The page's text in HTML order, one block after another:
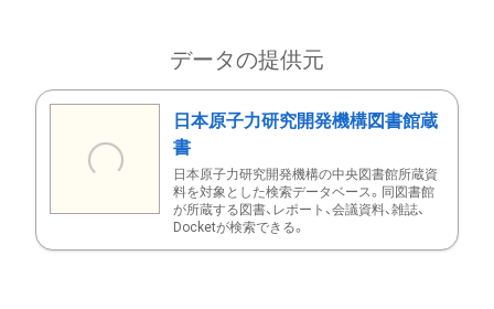
データの提供元
日本原子力研究開発機構図書館蔵
書
日本原子力研究開発機構の中央図書館所蔵資
料を対象とした検索データベース。同図書館
が所蔵する図書、レポート、会議資料、雑誌、
Docketが検索できる。